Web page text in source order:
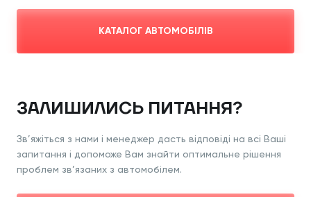
КАТАЛОГ АВТОМОБІЛІВ
ЗАЛИШИЛИСЬ ПИТАННЯ?
Зв’яжіться з нами і менеджер дасть відповіді на всі Ваші
запитання і допоможе Вам знайти оптимальне рішення
проблем зв’язаних з автомобілем.